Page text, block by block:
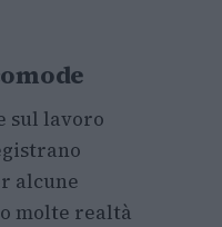
sul lavoro
alcune
molte realtà